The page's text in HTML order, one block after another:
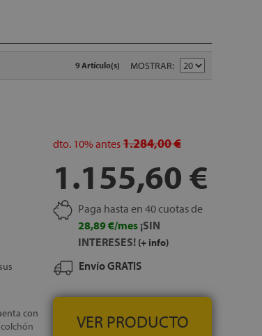
9 Artículo(s) MOSTRAR
con
dto. 10% antes1.284,00 €
1.155,60 €
Paga hasta en 40 cuotas de
28,89 €/mes ¡SIN
INTERESES! (+ info)
Envío GRATIS
VER PRODUCTO